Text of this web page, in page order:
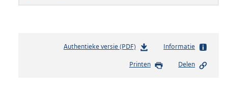
Authentieke versie (PDF)b
s
Informatie
Printen Delen